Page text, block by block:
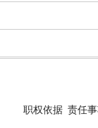
职权依据 责任